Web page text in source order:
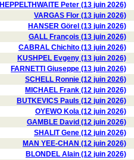
HEPPELTHWAITE Peter (13 juin 2026)
VARGAS Flor (13 juin 2026)
HANSER Görel (13 juin 2026)
GALL François (13 juin 2026)
CABRAL Chichito (13 juin 2026)
KUSHPEL Evgeny (13 juin 2026)
FARNETTI Giuseppe (13 juin 2026)
SCHELL Ronnie (12 juin 2026)
MICHAEL Frank (12 juin 2026)
BUTKEVICS Pauls (12 juin 2026)
OYEWO Kola (12 juin 2026)
GAMBLE David (12 juin 2026)
SHALIT Gene (12 juin 2026)
MAN YEE-CHAN (12 juin 2026)
BLONDEL Alain (12 juin 2026)